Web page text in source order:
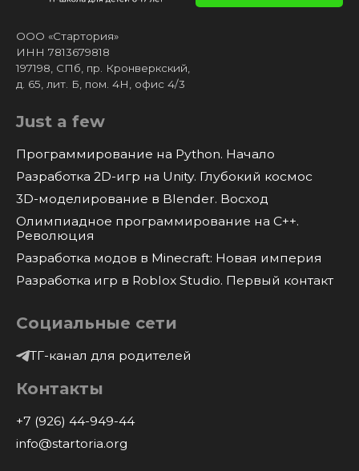
ООО «Стартория»
ИНН 7813679818
197198, СПб, пр. Кронверкский,
д. 65, лит. Б, пом. 4Н, офис 4/3
Just a few
Программирование на Python. Начало
Разработка 2D-игр на Unity. Глубокий космос
3D-моделирование в Blender. Восход
Олимпиадное программирование на C++.
Революция
Разработка модов в Minecraft: Новая империя
Разработка игр в Roblox Studio. Первый контакт
Социальные сети
ТГ-канал для родителей
Контакты
+7 (926) 44-949-44
info@startoria.org